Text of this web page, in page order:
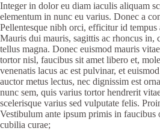
Integer in dolor eu diam iaculis aliquam
elementum in nunc eu varius. Donec a
Pellentesque nibh orci, efficitur id tempus
Mauris dui mauris, sagittis ac rhoncus in,
tellus magna. Donec euismod mauris
tortor nisl, faucibus sit amet libero et,
venenatis lacus ac est pulvinar, et
auctor metus lectus, nec dignissim est
nunc sem, quis varius tortor hendrerit
scelerisque varius sed vulputate felis.
Vestibulum ante ipsum primis in faucibus
cubilia curae;